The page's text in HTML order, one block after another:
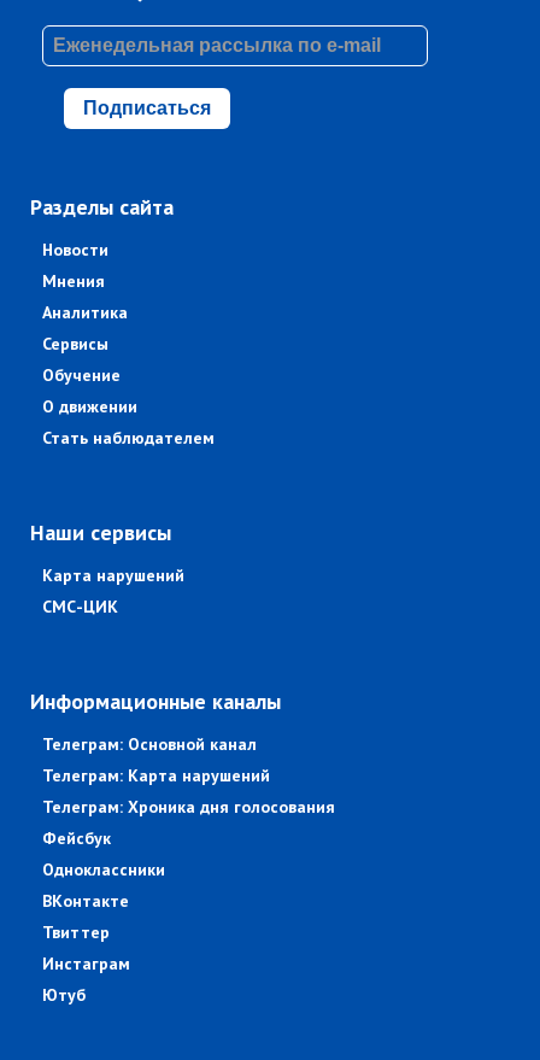
Подписаться
Разделы сайта
Новости
Мнения
Аналитика
Сервисы
Обучение
О движении
Стать наблюдателем
Наши сервисы
Карта нарушений
СМС-ЦИК
Информационные каналы
Телеграм: Основной канал
Телеграм: Карта нарушений
Телеграм: Хроника дня голосования
Фейсбук
Одноклассники
ВКонтакте
Твиттер
Инстаграм
Ютуб